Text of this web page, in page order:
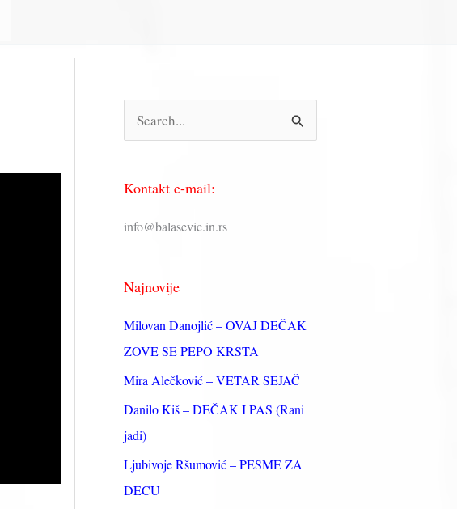
р
т
а
з
а
Kontakt e-mail:
info@balasevic.in.rs
Najnovije
Milovan Danojlić – OVAJ DEČAK
ZOVE SE PEPO KRSTA
Mira Alečković – VETAR SEJAČ
Danilo Kiš – DEČAK I PAS (Rani
jadi)
Ljubivoje Ršumović – PESME ZA
DECU